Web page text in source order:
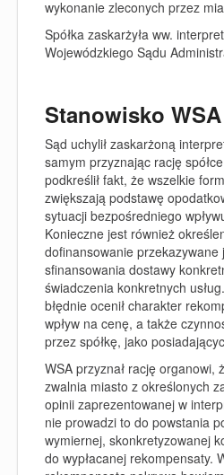
wykonanie zleconych przez
Spółka zaskarżyła ww.
Wojewódzkiego Sądu
Stanowisko WSA
Sąd uchylił zaskarżoną
samym przyznając rację
podkreślił fakt, że wszelkie
zwiększają podstawę
sytuacji bezpośredniego
Konieczne jest również
dofinansowanie przekazywane
sfinansowania dostawy
świadczenia konkretnych
błędnie ocenił charakter
wpływ na cenę, a także
przez spółkę, jako
WSA przyznał rację organowi,
zwalnia miasto z określonych
opinii zaprezentowanej w
nie prowadzi to do powstania
wymiernej, skonkretyzowanej
do wypłacanej rekompensaty.